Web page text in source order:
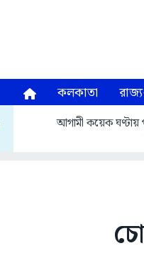
কলকাতা রাজ্য
আগামী কয়েক ঘণ্টায়